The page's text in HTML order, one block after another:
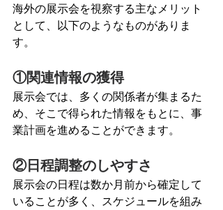
海外の展示会を視察する主なメリット
として、以下のようなものがありま
す。
①関連情報の獲得
展示会では、多くの関係者が集まるた
め、そこで得られた情報をもとに、事
業計画を進めることができます。
②日程調整のしやすさ
展示会の日程は数か月前から確定して
いることが多く、スケジュールを組み